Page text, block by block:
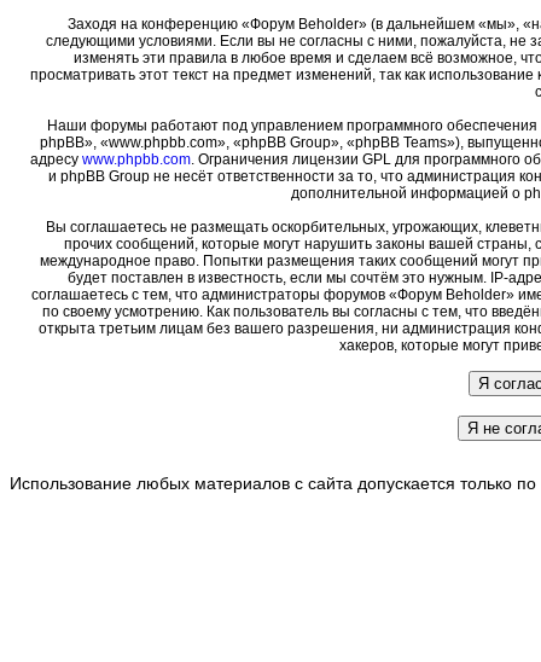
Заходя на конференцию «Форум Beholder» (в дальнейшем «мы»,
следующими условиями. Если вы не согласны с ними, пожалуйста, не
изменять эти правила в любое время и сделаем всё возможное,
просматривать этот текст на предмет изменений, так как
Наши форумы работают под управлением программного
phpBB», «www.phpbb.com», «phpBB Group», «phpBB Teams»),
адресу www.phpbb.com. Ограничения лицензии GPL для программного
и phpBB Group не несёт ответственности за то, что администрация
дополнительной информацией о
Вы соглашаетесь не размещать оскорбительных, угрожающих,
прочих сообщений, которые могут нарушить законы вашей страны,
международное право. Попытки размещения таких сообщений могут
будет поставлен в известность, если мы сочтём это нужным. IP-
соглашаетесь с тем, что администраторы форумов «Форум Beholder»
по своему усмотрению. Как пользователь вы согласны с тем, что
открыта третьим лицам без вашего разрешения, ни администрация
хакеров, которые могут
Использование любых материалов с сайта допускается только